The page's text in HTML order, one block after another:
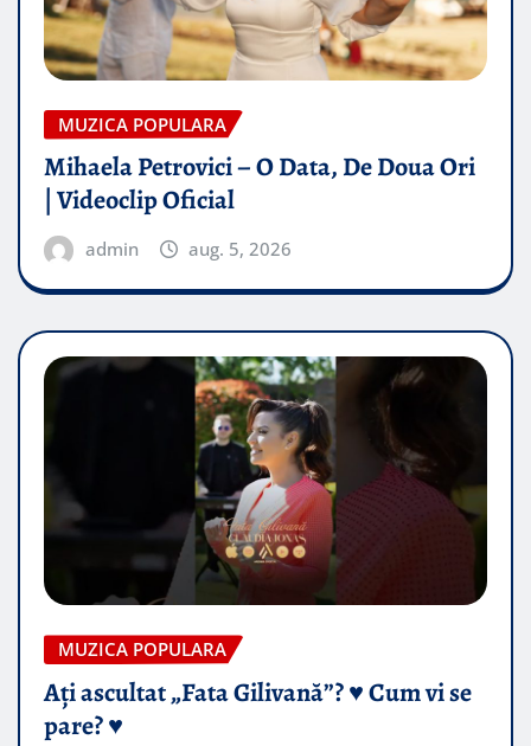
MUZICA POPULARA
Mihaela Petrovici – O Data, De Doua Ori
| Videoclip Oficial
admin aug. 5, 2026
MUZICA POPULARA
Ați ascultat „Fata Gilivană”? ♥️ Cum vi se
pare? ♥️